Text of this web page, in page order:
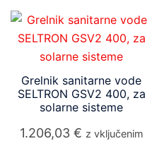
Grelnik sanitarne vode
SELTRON GSV2 400, za
solarne sisteme
1.206,03 € z vključenim